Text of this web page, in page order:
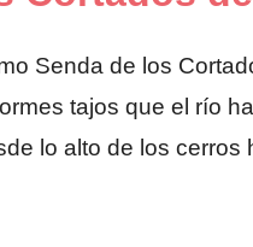
Senda de los
tajos que el río
lo alto de los cerros